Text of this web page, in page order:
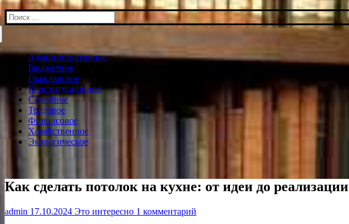
Искать:
Административное
Бюджетное
Гражданское
Конституционное
Семейное
Трудовое
Финансовое
Хозяйственное
Экологическое
Как сделать потолок на кухне: от идеи до реализации
admin 17.10.2024 Это интересно 1 комментарий